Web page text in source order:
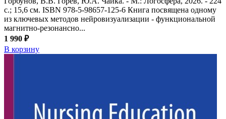
с.; 15,6 см. ISBN 978-5-98657-125-6 Книга посвящена одному
из ключевых методов нейровизуализации - функциональной
магнитно-резонансно...
1 990 ₽
В корзину